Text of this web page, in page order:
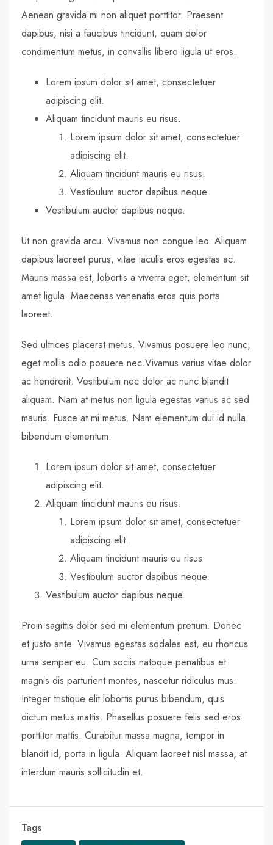
Aenean gravida mi non aliquet porttitor. Praesent
dapibus, nisi a faucibus tincidunt, quam dolor
condimentum metus, in convallis libero ligula ut eros.
Lorem ipsum dolor sit amet, consectetuer
adipiscing elit.
Aliquam tincidunt mauris eu risus.
Lorem ipsum dolor sit amet, consectetuer
adipiscing elit.
Aliquam tincidunt mauris eu risus.
Vestibulum auctor dapibus neque.
Vestibulum auctor dapibus neque.
Ut non gravida arcu. Vivamus non congue leo. Aliquam
dapibus laoreet purus, vitae iaculis eros egestas ac.
Mauris massa est, lobortis a viverra eget, elementum sit
amet ligula. Maecenas venenatis eros quis porta
laoreet.
Sed ultrices placerat metus. Vivamus posuere leo nunc,
eget mollis odio posuere nec.Vivamus varius vitae dolor
ac hendrerit. Vestibulum nec dolor ac nunc blandit
aliquam. Nam at metus non ligula egestas varius ac sed
mauris. Fusce at mi metus. Nam elementum dui id nulla
bibendum elementum.
Lorem ipsum dolor sit amet, consectetuer
adipiscing elit.
Aliquam tincidunt mauris eu risus.
Lorem ipsum dolor sit amet, consectetuer
adipiscing elit.
Aliquam tincidunt mauris eu risus.
Vestibulum auctor dapibus neque.
Vestibulum auctor dapibus neque.
Proin sagittis dolor sed mi elementum pretium. Donec
et justo ante. Vivamus egestas sodales est, eu rhoncus
urna semper eu. Cum sociis natoque penatibus et
magnis dis parturient montes, nascetur ridiculus mus.
Integer tristique elit lobortis purus bibendum, quis
dictum metus mattis. Phasellus posuere felis sed eros
porttitor mattis. Curabitur massa magna, tempor in
blandit id, porta in ligula. Aliquam laoreet nisl massa, at
interdum mauris sollicitudin et.
Tags